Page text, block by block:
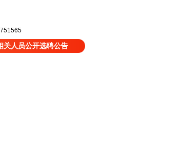
关人员公开选聘公告